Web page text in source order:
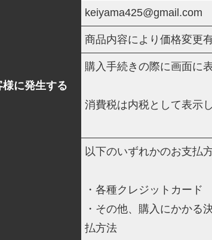
keiyama425@gmail.com
商品内容により価格変更
に発生する
購入手続きの際に画面に
消費税は内税として表示
以下のいずれかのお支払
・各種クレジットカード
・その他、購入にかかる
払方法